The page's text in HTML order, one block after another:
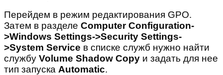
Перейдем в режим редактирования GPO.
Затем в разделе ComputerConfiguration-
>Windows Settings->Security Settings-
>System Service в списке служб нужно найти
службу Volume Shadow Copy и задать для нее
тип запуска Automatic.